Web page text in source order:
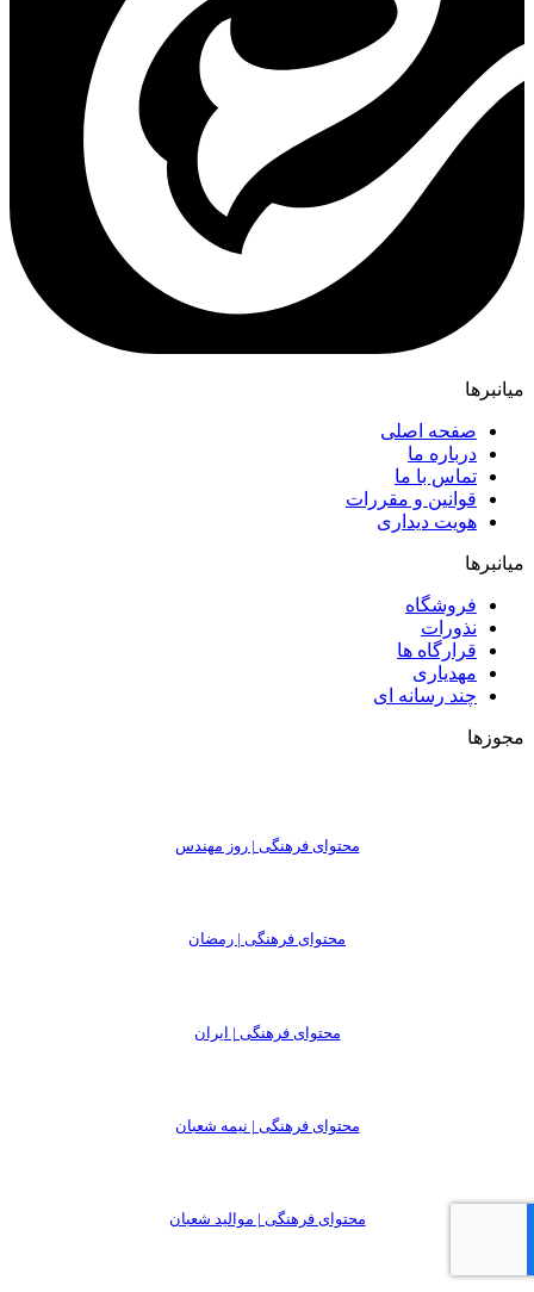
میانبرها
صفحه اصلی
درباره ما
تماس با ما
قوانین و مقررات
هویت دیداری
میانبرها
فروشگاه
نذورات
قرارگاه ها
مهدیاری
چند رسانه ای
مجوزها
محتوای فرهنگی | روز مهندس
محتوای فرهنگی | رمضان
محتوای فرهنگی | ایران
محتوای فرهنگی | نیمه شعبان
محتوای فرهنگی | موالید شعبان